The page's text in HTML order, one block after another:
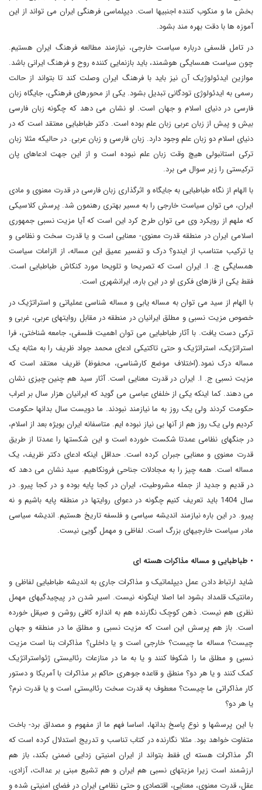
بخش ما و منکوب کننده اجنبیها است. دیپلماسی فرهنگی ایران می تواند از این
آموزه ها با دقت بهره مند بشود.
در تامل فلسفی درباره سیاست خارجی، نیازمند مطالعه فرهنگ ایران هستیم.
چون سیاست همسایگی هوشمند، باید بازنمایی کننده روح و فرهنگ ایرانی باشد.
موازین ایدئولوژیک آن نیز باید با فرهنگ ایران وصلت کند تا بتواند از حالت
رسمی به ایدئولوژی تودگانی تبدیل بشود. یکی از محورهای فرهنگی، جایگاه زبان
فارسی در دنیای اسلام و جهان است. او نشان می دهد که چگونه زبان فارسی
بیش و پیش از زبان عربی زبان علم بوده است. دکتر طباطبایی معتقد است که در
دنیای اسلام دو زبان علم وجود دارد. زبان فارسی و زبان عربی. در حالیکه مثلا زبان
ترکی استانبولی هیچ وقت زبان علم نبوده است و از این جهت ادعاهای پان
ترکیستی را زیر سوال می برد.
با الهام از نگاه طباطبایی به جایگاه و اثرگذاری زبان فارسی در قدرت معنوی و مادی
ایران، می توان سیاست خارجی را به مسیر بهتری رهنمون شد. پرسش کلاسیکی
که ملهم از رویکرد وی می توان طرح کرد این است که آیا مزیت نسبی جمهوری
اسلامی ایران در منطقه قدرت معنوی- معنایی است و یا قدرت سخت و نظامی و
یا ترکیب متناسب از ایندو؟ درک و تفسیر عمیق این مساله، از الزامات سیاست
همسایگی ج. ا. ایران است که تصریحا و تلویحا مورد کنکاش طباطبایی است.
فقط یکی از فازهای فکری او در این باره، ایرانشهری است.
با الهام از سید می توان به مساله یابی و مساله شناسی عملیاتی و استراتژیک در
خصوص مزیت نسبی و مطلق ایرانیان در منطقه در مقابل روایتهای عربی، غربی و
ترکی دست یافت. با آثار طباطبایی می توان اهمیت فلسفی، جامعه شناختی، فرا
استراتژیک، استراتژیک و حتی تاکتیکی ادعای محمد جواد ظریف را به مثابه یک
مساله درک نمود.(اختلاف موضع کارشناسی، محفوظ) ظریف معتقد است که
مزیت نسبی ج. ا. ایران در قدرت معنایی است. آثار سید هم چنین چیزی نشان
می دهند. کما اینکه یکی از خلفای عباسی می گوید که ایرانیان هزار سال بر اعراب
حکومت کردند ولی یک روز به ما نیازمند نبودند. ما دویست سال بدانها حکومت
کردیم ولی یک روز هم از آنها بی نیاز نبوده ایم. متاسفانه ایران بویژه بعد از اسلام،
در جنگهای نظامی عمدتا شکست خورده است و این شکستها را عمدتا از طریق
قدرت معنوی و معنایی جبران کرده است. حداقل اینکه ادعای دکتر ظریف، یک
مساله است. همه چیز را به مجادلات جناحی فرونکاهیم. سید نشان می دهد که
در قدیم و جدید از جمله مشروطیت، ایران در کجا پایه بوده و در کجا پیرو. در
سال 1404 باید تعریف کنیم چگونه در دعوای روایتها در منطقه پایه باشیم و نه
پیرو. در این باره نیازمند اندیشه سیاسی و فلسفه تاریخ هستیم. اندیشه سیاسی
مادر سیاست خارجیهای بزرگ است. لفاظی و مهمل گویی نیست.
• طباطبایی و مساله مذاکرات هسته ای
شاید ارتباط دادن عمل دیپلماتیک و مذاکرات جاری به اندیشه طباطبایی لفاظی و
رمانتیک قلمداد بشود اما اصلا اینگونه نیست. اسیر شدن در پیچیدگیهای مهمل
نظری هم نیست. ذهن کوچک نگارنده هم به اندازه کافی روشن و صیقل خورده
است. باز هم پرسش این است که مزیت نسبی و مطلق ما در منطقه و جهان
چیست؟ مساله ما چیست؟ خارجی است و یا داخلی؟ مذاکرات بنا است مزیت
نسبی و مطلق ما را شکوفا کنند و یا به ما در منازعات رئالیستی ژئواستراتژیک
کمک کنند و یا هر دو؟ منطق و قاعده جوهری حاکم بر مذاکرات با آمریکا و دستور
کار مذاکراتی ما چیست؟ معطوف به قدرت سخت رئالیستی است و یا قدرت نرم؟
یا هر دو؟
با این پرسشها و نوع پاسخ بدانها، اساسا فهم ما از مفهوم و مصداق برد- باخت
متفاوت خواهد بود. مثلا نگارنده در کتاب تناسب و تدریج استدلال کرده است که
اگر مذاکرات هسته ای فقط بتواند از ایران امنیتی زدایی ضمنی بکند، باز هم
ارزشمند است زیرا مزیتهای نسبی هم ایران و هم تشیع مبنی بر عدالت، آزادی،
عقل، قدرت معنوی، معنایی، اقتصادی و حتی نظامی ایران در فضای امنیتی شده و